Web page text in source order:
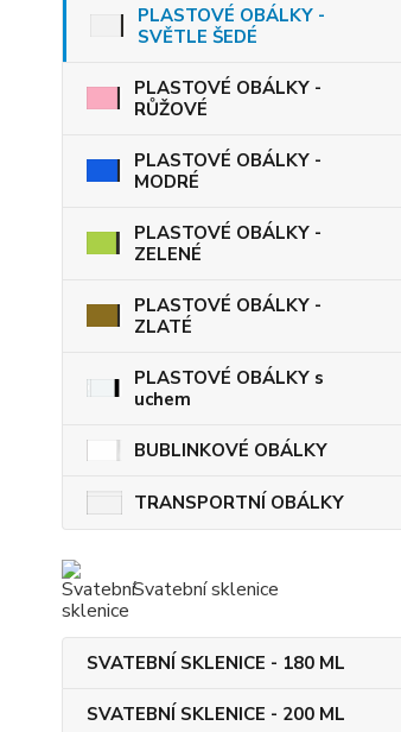
PLASTOVÉ OBÁLKY -
SVĚTLE ŠEDÉ
PLASTOVÉ OBÁLKY -
RŮŽOVÉ
PLASTOVÉ OBÁLKY -
MODRÉ
PLASTOVÉ OBÁLKY -
ZELENÉ
PLASTOVÉ OBÁLKY -
ZLATÉ
PLASTOVÉ OBÁLKY s
uchem
BUBLINKOVÉ OBÁLKY
TRANSPORTNÍ OBÁLKY
Svatební sklenice
SVATEBNÍ SKLENICE - 180 ML
SVATEBNÍ SKLENICE - 200 ML